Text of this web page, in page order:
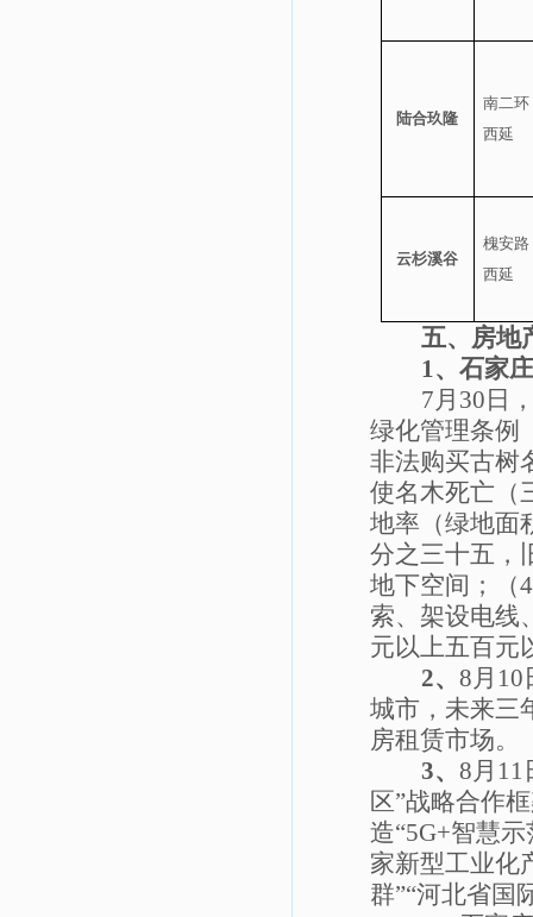
陆合玖隆
南二环
西延
云杉溪谷
槐安路
西延
五、房地
1、 石家
7月 30 日
绿化管理条例
非法购买古树
使名木死亡（
地率（绿地面
分之三十五，
地下空间；（4
索、架设电线
元以上五百元
2、 8月 10
城市，未来三
房租赁市场。
3、 8月 11
区”战略合作
造“5G+智慧示
家新型工业化
群”“河北省国